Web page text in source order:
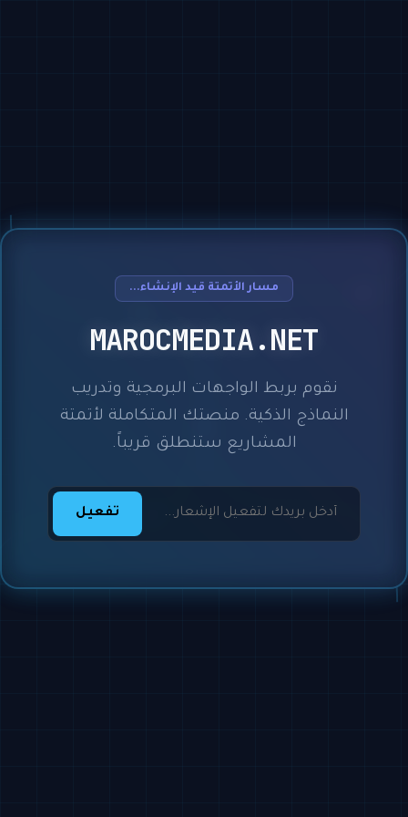
مسار الأتمتة قيد الإنشاء...
MAROCMEDIA.NET
نقوم بربط الواجهات البرمجية وتدريب
النماذج الذكية. منصتك المتكاملة لأتمتة
المشاريع ستنطلق قريباً.
تفعيل